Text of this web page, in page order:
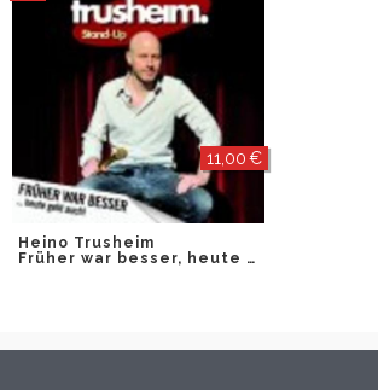
11,00 €
Heino Trusheim
Früher war besser, heute geht auch